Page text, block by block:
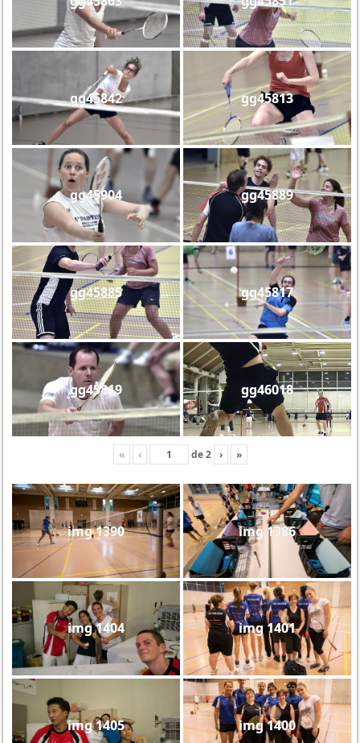
gg45842 gg45813
gg45904 gg45889
gg45885 gg45817
gg45819 gg46018
« ‹ de2 › »
img 1390 img 1386
img 1404 img 1401
img 1405 img 1400